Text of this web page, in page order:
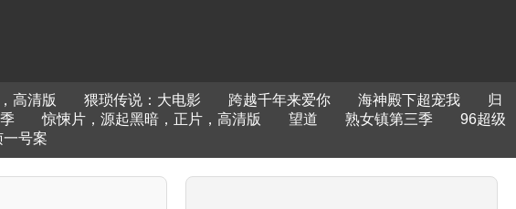
高清版 猥琐传说：大电影 跨越千年来爱你 海神殿下超宠我
归
惊悚片，源起黑暗，正片，高清版 望道 熟女镇第三季
96超级
一号案